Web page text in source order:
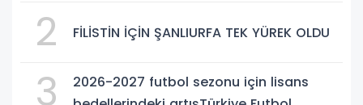
2 FİLİSTİN İÇİN ŞANLIURFA TEK YÜREK OLDU
3
2026-2027 futbol sezonu için lisans